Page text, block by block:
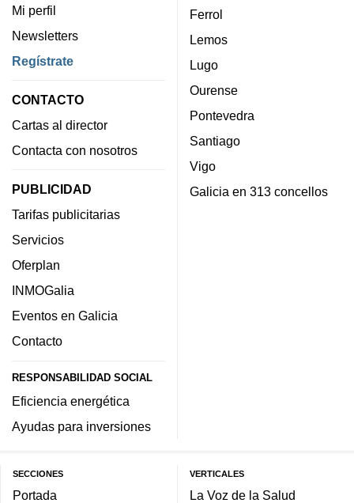
Mi perfil
Newsletters
Regístrate
CONTACTO
Cartas al director
Contacta con nosotros
PUBLICIDAD
Tarifas publicitarias
Servicios
Oferplan
INMOGalia
Eventos en Galicia
Contacto
RESPONSABILIDAD SOCIAL
Eficiencia energética
Ayudas para inversiones
Ferrol
Lemos
Lugo
Ourense
Pontevedra
Santiago
Vigo
Galicia en 313 concellos
SECCIONES
Portada
VERTICALES
La Voz de la Salud